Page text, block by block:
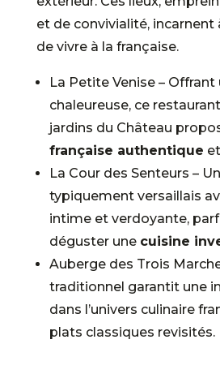
et de convivialité, incarnent
de vivre à la française.
La Petite Venise –
chaleureuse, ce
jardins du Château
française authentique
La Cour des Senteurs –
typiquement versaillais
intime et verdoyante,
déguster une cuisine
Auberge des Trois
traditionnel garantit une
dans l’univers culinaire
plats classiques revisités.